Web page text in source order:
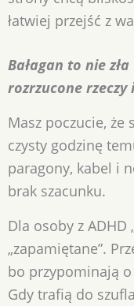
łatwiej przejść z
Bałagan to nie
rozrzucone
Masz poczucie, że
czysty godzinę
paragony, kabel i
brak szacunku.
Dla osoby z ADHD
„zapamiętane”.
bo przypominają
Gdy trafią do